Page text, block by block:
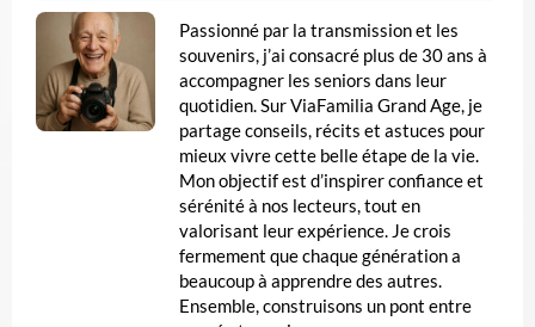
Passionné par la transmission et les
souvenirs, j’ai consacré plus de 30 ans à
accompagner les seniors dans leur
quotidien. Sur ViaFamilia Grand Age, je
partage conseils, récits et astuces pour
mieux vivre cette belle étape de la vie.
Mon objectif est d’inspirer confiance et
sérénité à nos lecteurs, tout en
valorisant leur expérience. Je crois
fermement que chaque génération a
beaucoup à apprendre des autres.
Ensemble, construisons un pont entre